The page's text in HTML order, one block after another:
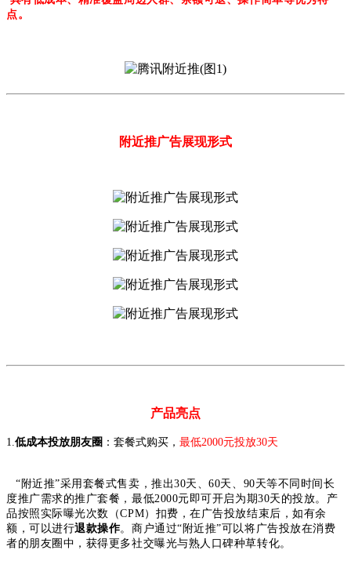
点。
附近推广告展现形式
产品亮点
1.低成本投放朋友圈 ：套餐式购买， 最低2000元投放30天
“附近推”采用套餐式售卖，推出30天、60天、90天等不同时间长
度推广需求的推广套餐，最低2000元即可开启为期30天的投放。产
品按照实际曝光次数（CPM）扣费，在广告投放结束后，如有余
额，可以进行退款操作。商户通过“附近推”可以将广告投放在消费
者的朋友圈中，获得更多社交曝光与熟人口碑种草转化。